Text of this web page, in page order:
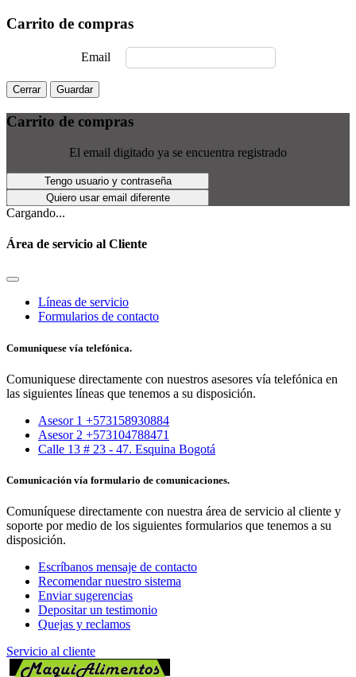
Carrito de compras
Email
Cerrar Guardar
Carrito de compras
El email digitado ya se encuentra registrado
Tengo usuario y contraseña
Quiero usar email diferente
Cargando...
Área de servicio al Cliente
Líneas de servicio
Formularios de contacto
Comuniquese vía telefónica.
Comuniquese directamente con nuestros asesores vía telefónica en
las siguientes líneas que tenemos a su disposición.
Asesor 1 +573158930884
Asesor 2 +573104788471
Calle 13 # 23 - 47. Esquina Bogotá
Comunicación vía formulario de comunicaciones.
Comuníquese directamente con nuestra área de servicio al cliente y
soporte por medio de los siguientes formularios que tenemos a su
disposición.
Escríbanos mensaje de contacto
Recomendar nuestro sistema
Enviar sugerencias
Depositar un testimonio
Quejas y reclamos
Servicio al cliente